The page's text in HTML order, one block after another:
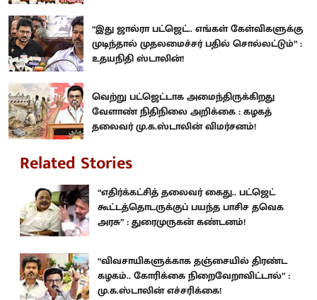
“இது ஜால்ரா பட்ஜெட்.. எங்கள் கேள்விகளுக்கு
முடிந்தால் முதலமைச்சர் பதில் சொல்லட்டும்” :
உதயநிதி ஸ்டாலின்!
வெற்று பட்ஜெட்டாக அமைந்திருக்கிறது
வேளாண் நிதிநிலை அறிக்கை : கழகத்
தலைவர் மு.க.ஸ்டாலின் விமர்சனம்!
Related Stories
“எதிர்க்கட்சித் தலைவர் கைது.. பட்ஜெட்
கூட்டத்தொடருக்குப் பயந்த பாசிச தவெக
அரசு” : துரைமுருகன் கண்டனம்!
“விவசாயிகளுக்காக தஞ்சையில் திரண்ட
கழகம்.. கோரிக்கை நிறைவேறாவிட்டால்” :
மு.க.ஸ்டாலின் எச்சரிக்கை!